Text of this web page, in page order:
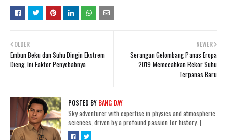
NEWER
Serangan Gelombang Panas Eropa
2019 Memecahkan Rekor Suhu
Terpanas Baru
OLDER
Embun Beku dan Suhu Dingin Ekstrem
Dieng, Ini Faktor Penyebabnya
POSTED BY BANG DAY
Sky adventurer with expertise in physics and atmospheric
sciences, driven by a profound passion for history. |